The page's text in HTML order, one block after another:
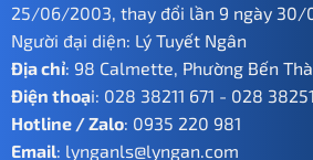
25/06/2003, thay đổi lần 9 ngày
Người đại diện: Lý Tuyết Ngân
Địa chỉ: 98 Calmette, Phường Bến
Điện thoại: 028 38211 671 - 028
Hotline / Zalo: 0935 220 981
Email: lynganls@lyngan.com